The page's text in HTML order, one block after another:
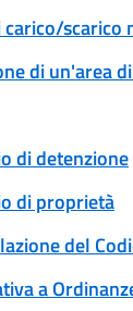
carico/
di un'area
di detenzione
di proprietà
del
a